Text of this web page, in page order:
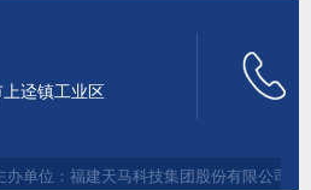
迳镇工业区
单位：福建天马科技集团股份有限公司